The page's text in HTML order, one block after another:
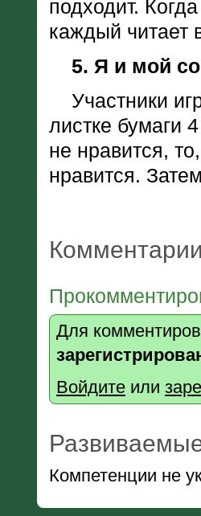
подходит.
каждый читает
5. Я и мой
Участники
листке бумаги
не нравится,
нравится.
Для
Войдите или
Компетенции не